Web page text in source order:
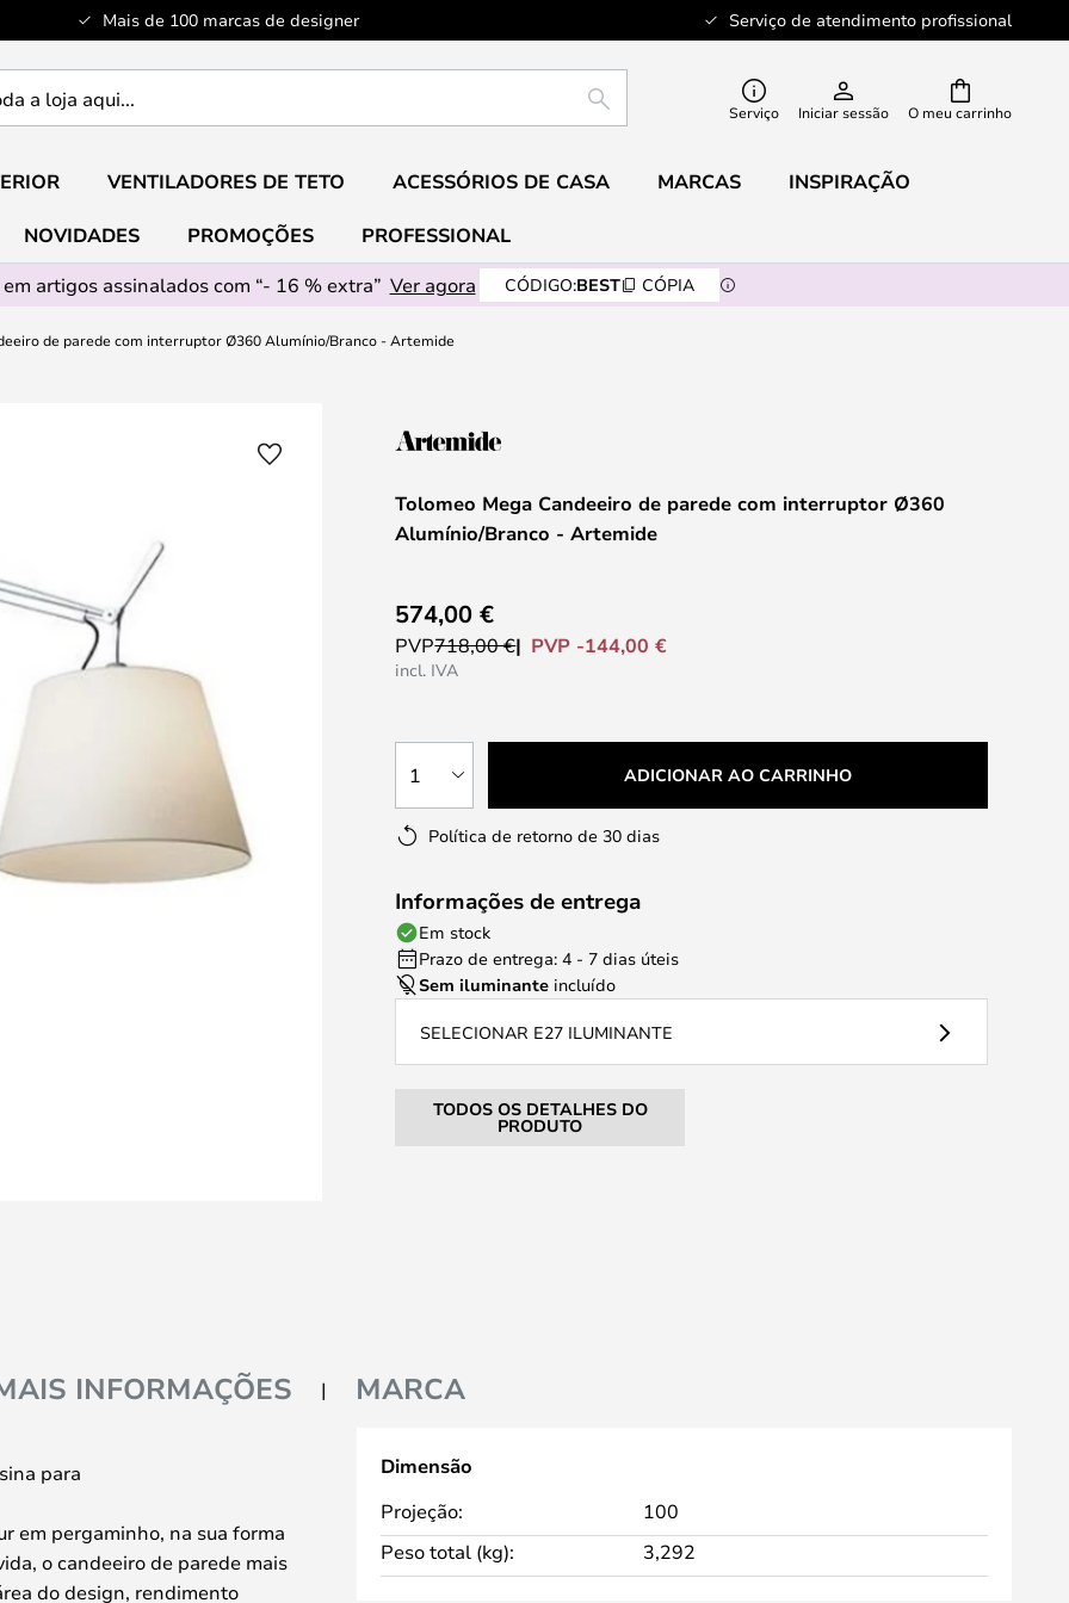
Mais de 100 marcas de designer Serviço de atendimento profissional
O meu carrinho
PESQUISAR Serviço Iniciar sessão
VENTILADORES DE TETO ACESSÓRIOS DE CASA MARCAS INSPIRAÇÃO
NOVIDADES PROMOÇÕES
PROFESSIONAL
artigos assinalados com “- 16 % extra” Ver agora CÓDIGO:BEST CÓPIA
de parede com interruptor Ø360 Alumínio/Branco - Artemide
Tolomeo Mega Candeeiro de parede com interruptor Ø360
Alumínio/Branco - Artemide
574,00 €
PVP718,00 € PVP -144,00 €
incl. IVA
1 ADICIONAR AO CARRINHO
Política de retorno de 30 dias
Informações de entrega
Em stock
Prazo de entrega: 4 - 7 dias úteis
Sem iluminante incluído
SELECIONAR E27 ILUMINANTE
TODOS OS DETALHES DO
PRODUTO
INFORMAÇÕES MARCA
para
em pergaminho, na sua forma
o candeeiro de parede mais
do design, rendimento
Dimensão
Projeção:
100
Peso total (kg):
3,292